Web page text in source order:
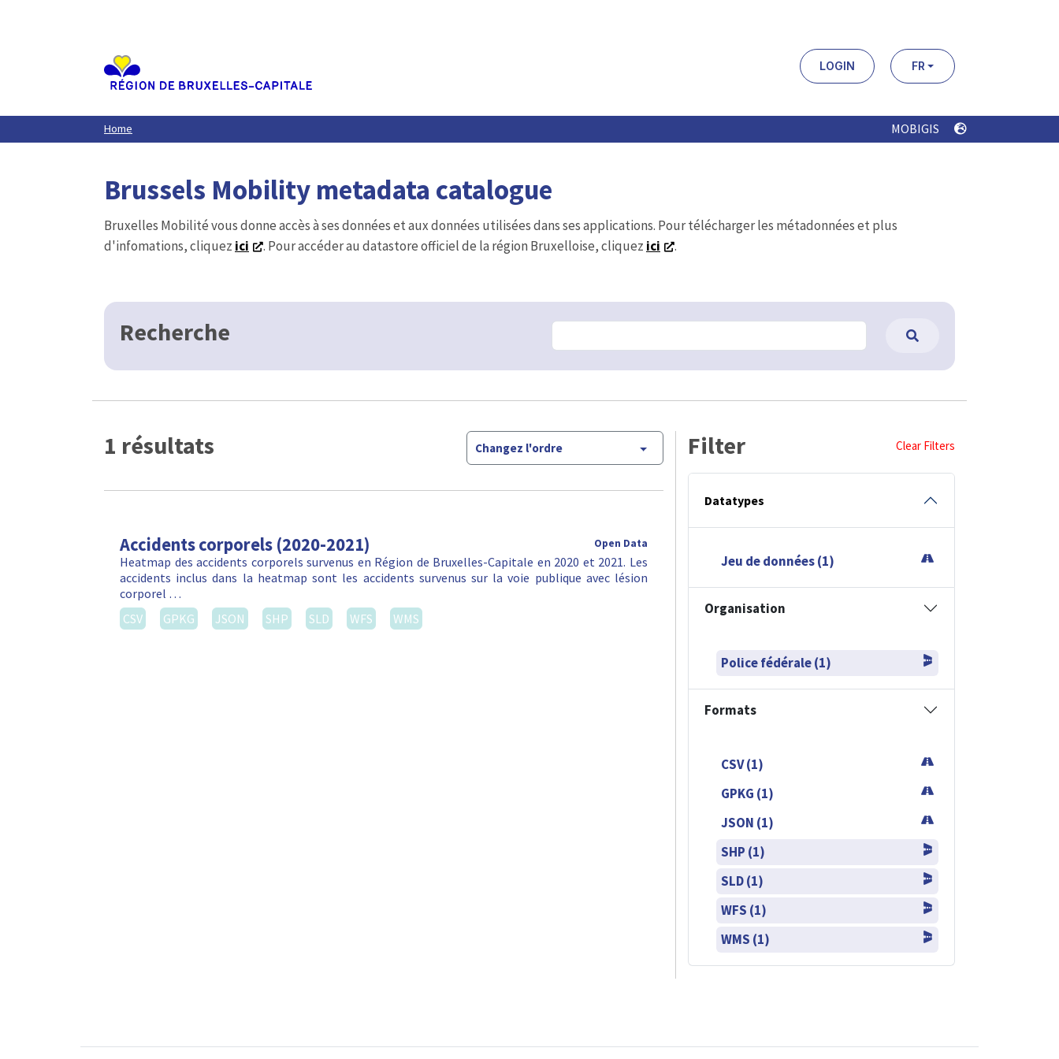
LOGIN FR
Home MOBIGIS
Brussels Mobility metadata catalogue
Bruxelles Mobilité vous donne accès à ses données et aux données utilisées dans ses applications. Pour télécharger les métadonnées et plus
d'infomations, cliquez ici . Pour accéder au datastore officiel de la région Bruxelloise, cliquez ici .
Recherche
1 résultats Changez l'ordre
Accidents corporels (2020-2021) Open Data
Heatmap des accidents corporels survenus en Région de Bruxelles-Capitale en 2020 et 2021. Les
accidents inclus dans la heatmap sont les accidents survenus sur la voie publique avec lésion
corporel …
CSV
GPKG JSON SHP SLD WFS WMS
Filter Clear Filters
Datatypes
Jeu de données (1)
Organisation
Police fédérale (1)
Formats
CSV (1)
GPKG (1)
JSON (1)
SHP (1)
SLD (1)
WFS (1)
WMS (1)